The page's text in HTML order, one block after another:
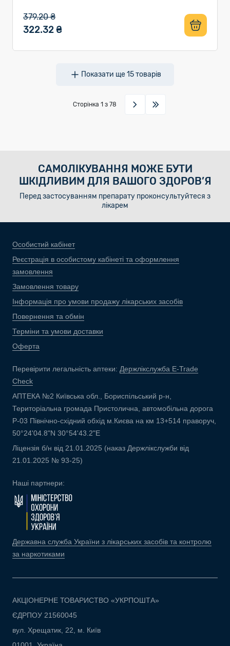
379.20 ₴
322.32 ₴
Показати ще15товарів
Сторінка 1 з 78
САМОЛІКУВАННЯ МОЖЕ БУТИ
ШКІДЛИВИМ ДЛЯ ВАШОГО ЗДОРОВ’Я
Перед застосуванням препарату проконсультуйтеся з
лікарем
Особистий кабінет
Реєстрація в особистому кабінеті та оформлення
замовлення
Замовлення товару
Інформація про умови продажу лікарських засобів
Повернення та обмін
Терміни та умови доставки
Оферта
Перевірити легальність аптеки: Держлікслужба E-Trade
Check
АПТЕКА №2 Київська обл., Бориспільський р-н,
Територіальна громада Пристолична, автомобільна дорога
Р-03 Північно-східний обхід м.Києва на км 13+514 праворуч,
50°24'04.8"N 30°54'43.2"E
Ліцензія б/н від 21.01.2025 (наказ Держлікслужби від
21.01.2025 № 93-25)
Наші партнери:
Державна служба України з лікарських засобів та контролю
за наркотиками
АКЦІОНЕРНЕ ТОВАРИСТВО «УКРПОШТА»
ЄДРПОУ 21560045
вул. Хрещатик, 22, м. Київ